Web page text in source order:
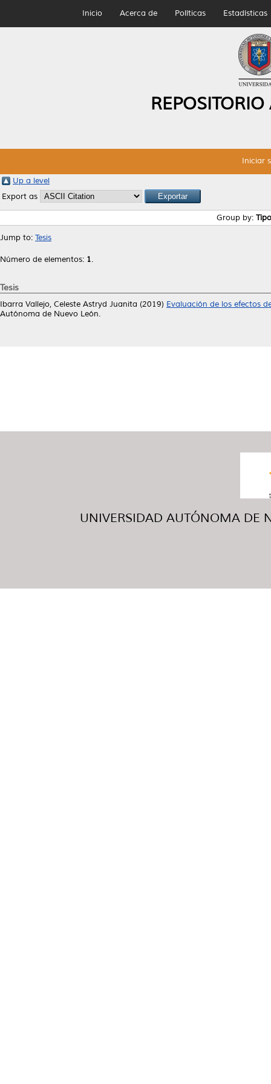
Inicio Acerca de Políticas Estadísticas
Iniciar
Up a level
Export as
Group by:
Jump to: Tesis
Número de elementos: 1.
Tesis
Ibarra Vallejo, Celeste Astryd Juanita (2019) Evaluación de los efectos
Autónoma de Nuevo León.
UNIVERSIDAD AUTÓNOMA DE